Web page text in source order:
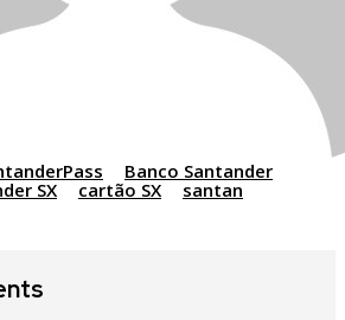
Banco Santander
SX
cartão SX santan